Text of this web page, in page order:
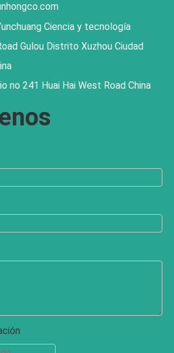
Ciencia y tecnología
Gulou Distrito Xuzhou Ciudad
no 241 Huai Hai West Road China